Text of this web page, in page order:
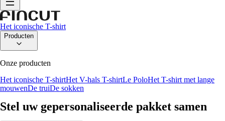
Het iconische T-shirt
Producten
Onze producten
Het iconische T-shirtHet V-hals T-shirtLe PoloHet T-shirt met lange
mouwenDe truiDe sokken
Stel uw gepersonaliseerde pakket samen